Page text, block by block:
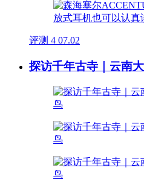
评测 4 07.02
探访千年古寺｜云南